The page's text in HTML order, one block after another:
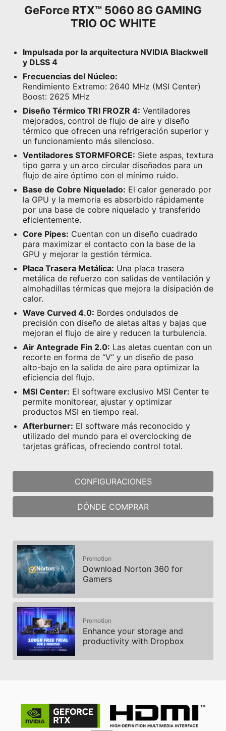
GeForce RTX™ 5060 8G GAMING
TRIO OC WHITE
Impulsada por la arquitectura NVIDIA Blackwell
y DLSS 4
Frecuencias del Núcleo:
Rendimiento Extremo: 2640 MHz (MSI Center)
Boost: 2625 MHz
Diseño Térmico TRI FROZR 4: Ventiladores
mejorados, control de flujo de aire y diseño
térmico que ofrecen una refrigeración superior y
un funcionamiento más silencioso.
Ventiladores STORMFORCE: Siete aspas, textura
tipo garra y un arco circular diseñados para un
flujo de aire óptimo con el mínimo ruido.
Base de Cobre Niquelado: El calor generado por
la GPU y la memoria es absorbido rápidamente
por una base de cobre niquelado y transferido
eficientemente.
Core Pipes: Cuentan con un diseño cuadrado
para maximizar el contacto con la base de la
GPU y mejorar la gestión térmica.
Placa Trasera Metálica: Una placa trasera
metálica de refuerzo con salidas de ventilación y
almohadillas térmicas que mejora la disipación de
calor.
Wave Curved 4.0: Bordes ondulados de
precisión con diseño de aletas altas y bajas que
mejoran el flujo de aire y reducen la turbulencia.
Air Antegrade Fin 2.0: Las aletas cuentan con un
recorte en forma de “V” y un diseño de paso
alto-bajo en la salida de aire para optimizar la
eficiencia del flujo.
MSI Center: El software exclusivo MSI Center te
permite monitorear, ajustar y optimizar
productos MSI en tiempo real.
Afterburner: El software más reconocido y
utilizado del mundo para el overclocking de
tarjetas gráficas, ofreciendo control total.
CONFIGURACIONES
DÓNDE COMPRAR
Promotion
Download Norton 360 for
Gamers
Promotion
Enhance your storage and
productivity with Dropbox